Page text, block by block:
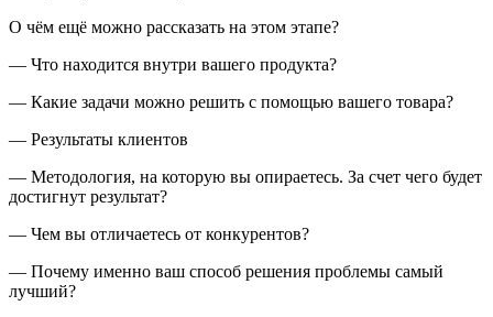
О чём ещё можно рассказать на этом этапе?
— Что находится внутри вашего продукта?
— Какие задачи можно решить с помощью вашего товара?
— Результаты клиентов
— Методология, на которую вы опираетесь. За счет чего будет
достигнут результат?
— Чем вы отличаетесь от конкурентов?
— Почему именно ваш способ решения проблемы самый
лучший?